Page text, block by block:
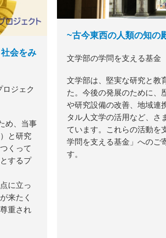
会をみ
ジェク
め、当事
と研究
くって
するプ
に立っ
来たく
重され
~古今東西の人類の知の
文学部の学問を支える基金
文学部は、堅実な研究と教
た。今後の発展のために、
や研究設備の改善、地域連
タル人文学の活用など、さ
ています。これらの活動を
学問を支える基金」へのご
す。